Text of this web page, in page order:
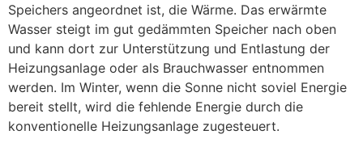
Speichers angeordnet ist, die Wärme. Das erwärmte
Wasser steigt im gut gedämmten Speicher nach oben
und kann dort zur Unterstützung und Entlastung der
Heizungsanlage oder als Brauchwasser entnommen
werden. Im Winter, wenn die Sonne nicht soviel Energie
bereit stellt, wird die fehlende Energie durch die
konventionelle Heizungsanlage zugesteuert.